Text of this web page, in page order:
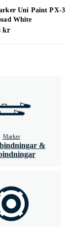
Uni Paint PX-30
White
kr
Marker
&